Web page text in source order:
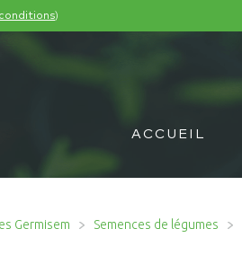
)
ACCUEIL
Germisem Semences de légumes